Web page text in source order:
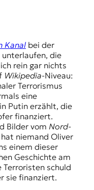
Kanalbei der
unterlaufen, die
rein gar nichts
Wikipedia-Niveau:
Terrorismus
eine
Putin erzählt, die
finanziert.
Bilder vom Nord-
niemand Oliver
einem dieser
Geschichte am
Terroristen schuld
sie finanziert.